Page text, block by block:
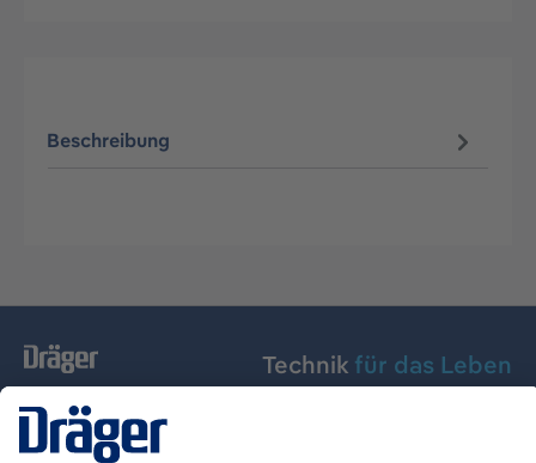
Beschreibung
Technik für das Leben
Dräger Austria GmbH